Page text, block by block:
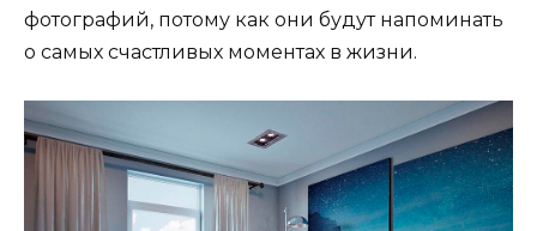
фотографий, потому как они будут напоминать
о самых счастливых моментах в жизни.